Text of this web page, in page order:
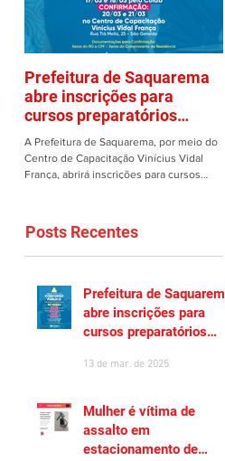
Prefeitura de Saquarema
abre inscrições para
cursos preparatórios
gratuitos
A Prefeitura de Saquarema, por meio do
Centro de Capacitação Vinícius Vidal
França, abrirá inscrições para cursos
Posts Recentes
Prefeitura de Saquarema
abre inscrições para
cursos preparatórios
13 de mar. de 2025
Mulher é vítima de
assalto em
estacionamento de